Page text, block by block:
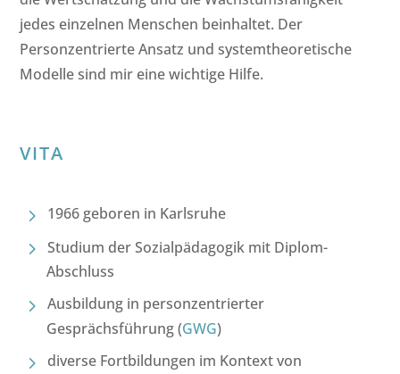
jedes einzelnen Menschen beinhaltet. Der
Personzentrierte Ansatz und systemtheoretische
Modelle sind mir eine wichtige Hilfe.
VITA
1966 geboren in Karlsruhe
Studium der Sozialpädagogik mit Diplom-
Abschluss
Ausbildung in personzentrierter
Gesprächsführung (GWG)
diverse Fortbildungen im Kontext von